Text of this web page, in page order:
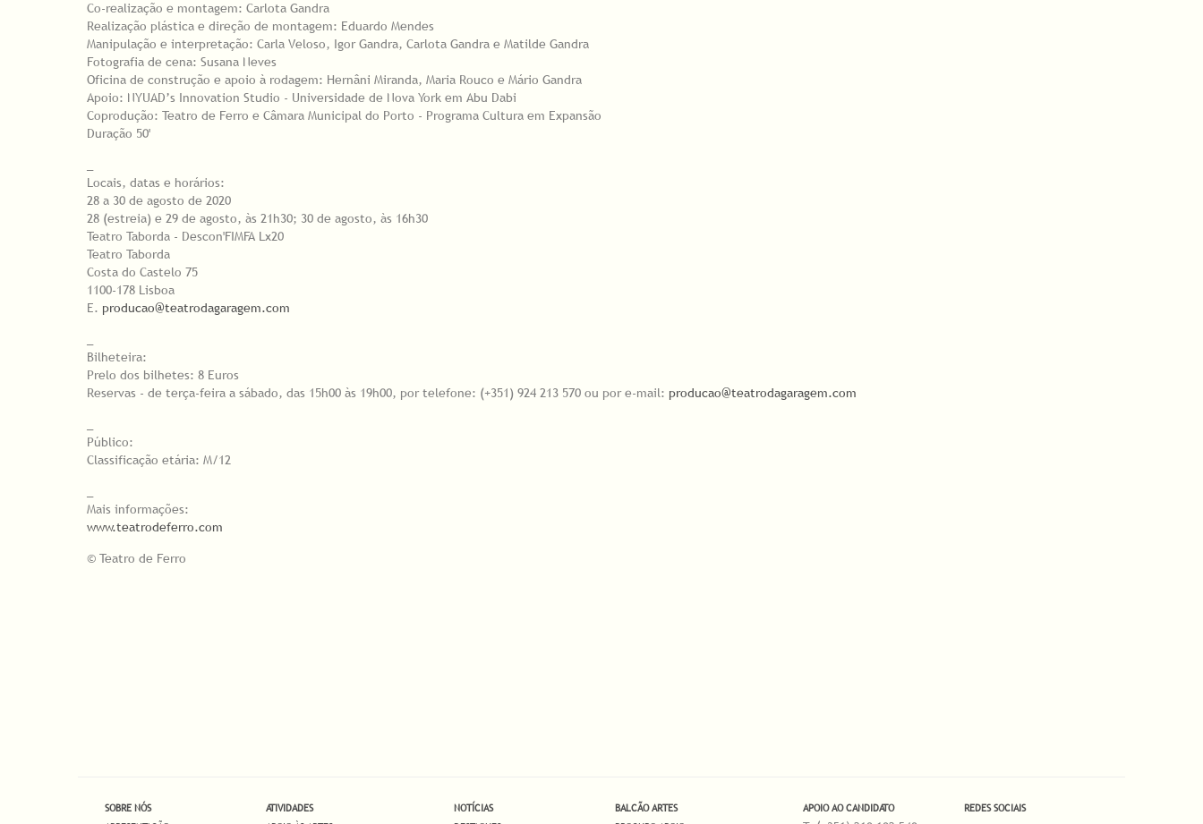
Co-realização e montagem: Carlota Gandra
Realização plástica e direção de montagem: Eduardo Mendes
Manipulação e interpretação: Carla Veloso, Igor Gandra, Carlota Gandra e Matilde Gandra
Fotografia de cena: Susana Neves
Oficina de construção e apoio à rodagem: Hernâni Miranda, Maria Rouco e Mário Gandra
Apoio: NYUAD’s Innovation Studio - Universidade de Nova York em Abu Dabi
Coprodução: Teatro de Ferro e Câmara Municipal do Porto - Programa Cultura em Expansão
Duração 50'
Locais, datas e horários:
28 a 30 de agosto de 2020
28 (estreia) e 29 de agosto, às 21h30; 30 de agosto, às 16h30
Teatro Taborda - Descon'FIMFA Lx20
Teatro Taborda
Costa do Castelo 75
1100-178 Lisboa
E. producao@teatrodagaragem.com
Bilheteira:
Prelo dos bilhetes: 8 Euros
Reservas - de terça-feira a sábado, das 15h00 às 19h00, por telefone: (+351) 924 213 570 ou por e-mail: producao@teatrodagaragem.com
Público:
Classificação etária: M/12
Mais informações:
www.teatrodeferro.com
© Teatro de Ferro
SOBRE NÓS
ATIVIDADES
NOTÍCIAS
BALCÃO ARTES
APOIO AO CANDIDATO REDES SOCIAIS